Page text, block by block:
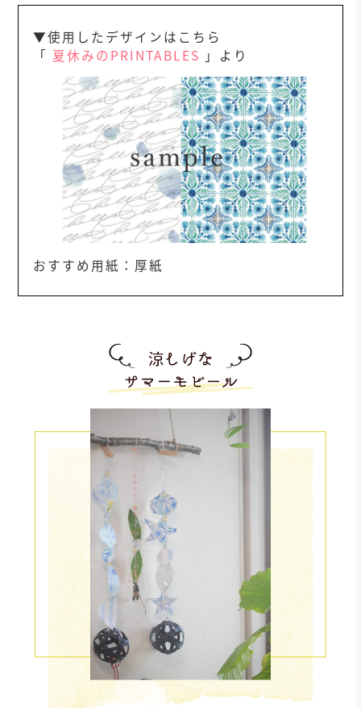
▼使用したデザインはこちら
「 夏休みのPRINTABLES 」より
おすすめ用紙：厚紙